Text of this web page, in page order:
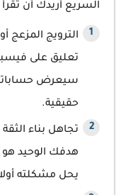
السريع أريدك أن
الترويج
تعليق على
سيعرض
حقيقية.
تجاهل بناء
هدفك الوحيد
يحل مشكلته